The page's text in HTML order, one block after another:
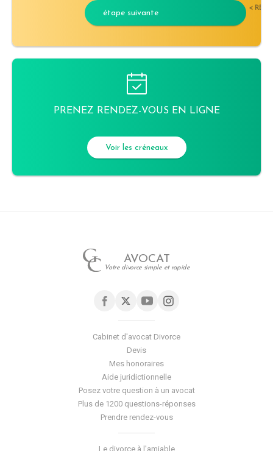
étape suivante <
PRENEZ RENDEZ-VOUS EN LIGNE
Voir les créneaux
AVOCAT
Votre divorce simple et rapide
Cabinet d'avocat Divorce
Devis
Mes honoraires
Aide juridictionnelle
Posez votre question à un avocat
Plus de 1200 questions-réponses
Prendre rendez-vous
Le divorce à l'amiable